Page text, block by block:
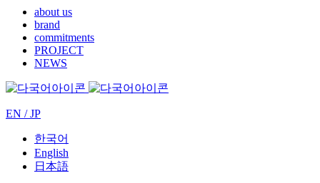
about us
brand
commitments
PROJECT
NEWS
EN / JP
한국어
English
日本語